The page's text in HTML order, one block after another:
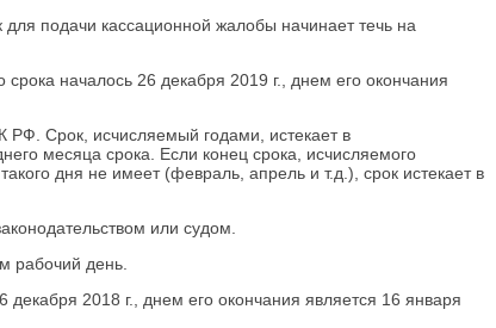
подачи кассационной жалобы начинает течь на
началось 26 декабря 2019 г., днем его окончания
Срок, исчисляемый годами, истекает в
месяца срока. Если конец срока, исчисляемого
дня не имеет (февраль, апрель и т.д.), срок истекает в
или судом.
рабочий день.
декабря 2018 г., днем его окончания является 16 января